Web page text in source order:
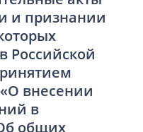
и признании
Российской
внесении
в
общих